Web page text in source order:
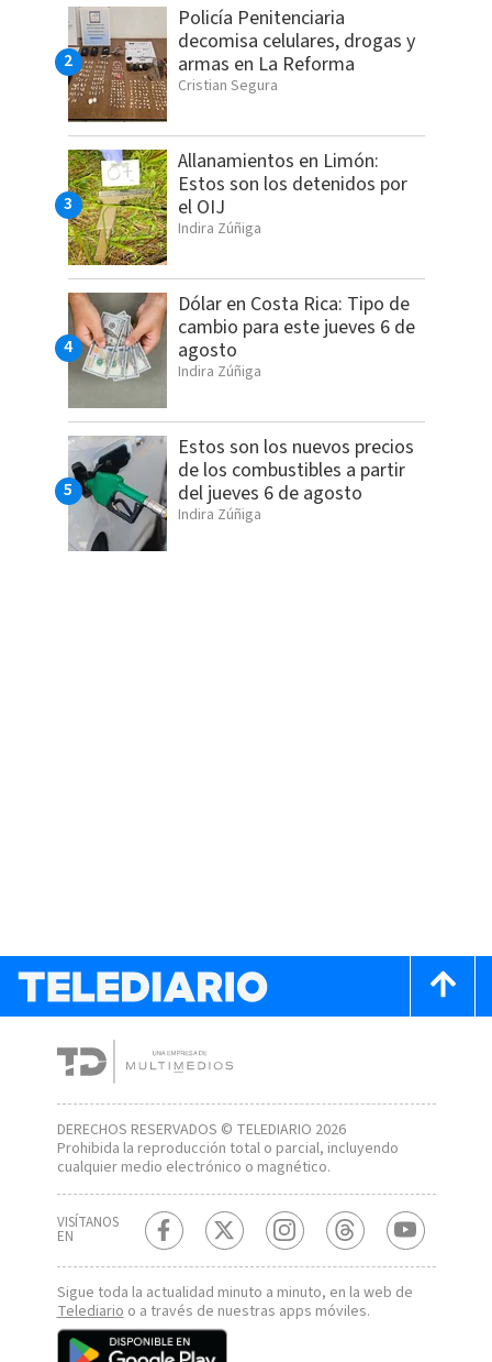
Policía Penitenciaria
decomisa celulares, drogas y
armas en La Reforma
Cristian Segura
Allanamientos en Limón:
Estos son los detenidos por
el OIJ
Indira Zúñiga
Dólar en Costa Rica: Tipo de
cambio para este jueves 6 de
agosto
Indira Zúñiga
Estos son los nuevos precios
de los combustibles a partir
del jueves 6 de agosto
Indira Zúñiga
DERECHOS RESERVADOS © TELEDIARIO 2026
Prohibida la reproducción total o parcial, incluyendo
cualquier medio electrónico o magnético.
VISÍTANOS
EN
Sigue toda la actualidad minuto a minuto, en la web de
Telediario o a través de nuestras apps móviles.